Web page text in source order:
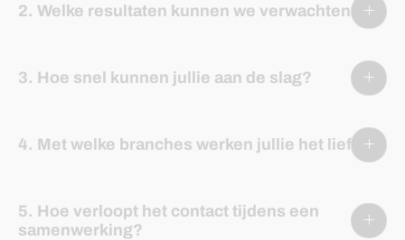
2. Welke resultaten kunnen we verwachten?
3. Hoe snel kunnen jullie aan de slag?
4. Met welke branches werken jullie het liefst?
5. Hoe verloopt het contact tijdens een
samenwerking?